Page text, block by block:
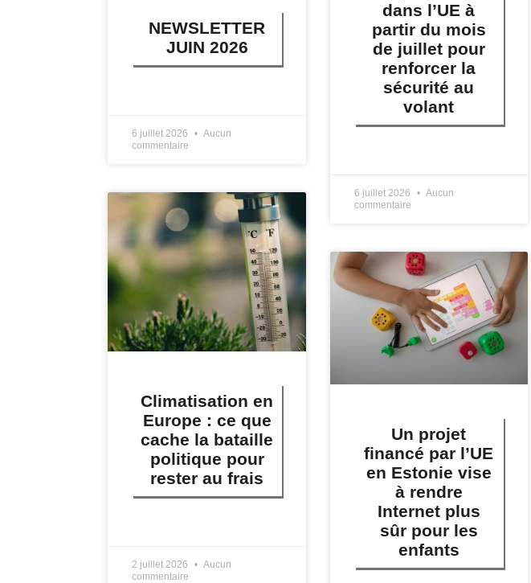
NEWSLETTER
JUIN 2026
6 juillet 2026
Aucun
commentaire
dans l’UE à
partir du mois
de juillet pour
renforcer la
sécurité au
volant
6 juillet 2026
Aucun
commentaire
Climatisation en
Europe : ce que
cache la bataille
politique pour
rester au frais
2 juillet 2026
Aucun
commentaire
Un projet
financé par l’UE
en Estonie vise
à rendre
Internet plus
sûr pour les
enfants